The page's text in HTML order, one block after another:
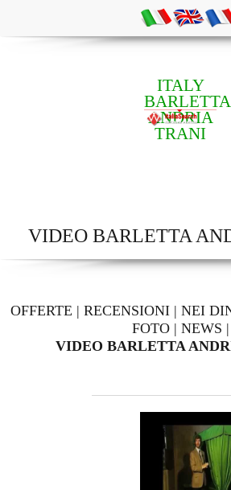
ITALY
BARLETTA
ANDRIA
TRANI
VIDEO BARLETTA
OFFERTE | RECENSIONI | NEI
FOTO| NEWS |
VIDEO BARLETTA